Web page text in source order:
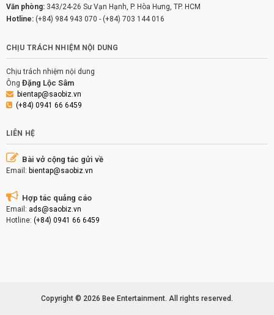
Văn phòng: 343/24-26 Sư Vạn Hạnh, P. Hòa Hưng, TP. HCM
Hotline: (+84) 984 943 070 - (+84) 703 144 016
CHỊU TRÁCH NHIỆM NỘI DUNG
Chịu trách nhiệm nội dung
Ông Đặng Lộc Sâm
bientap@saobiz.vn
(+84) 0941 66 6459
LIÊN HỆ
Bài vở cộng tác gửi về
Email: bientap@saobiz.vn
Hợp tác quảng cáo
Email: ads@saobiz.vn
Hotline: (+84) 0941 66 6459
Copyright © 2026 Bee Entertainment. All rights reserved.